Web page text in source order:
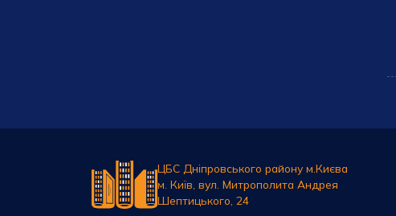
ЦБС Дніпровського району м.Києва
м. Київ, вул. Митрополита Андрея
Шептицького, 24